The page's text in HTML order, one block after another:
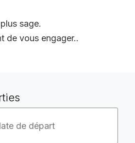
sage.
de vous engager..